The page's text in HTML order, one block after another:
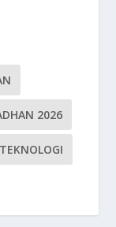
2026
TEKNOLOGI